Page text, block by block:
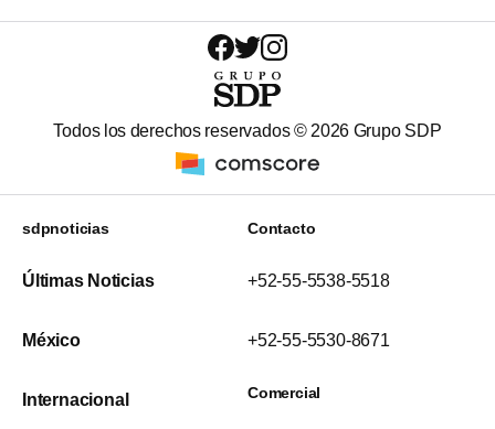
Todos los derechos reservados © 2026 Grupo SDP
sdpnoticias
Últimas Noticias
México
Internacional
Contacto
+52-55-5538-5518
+52-55-5530-8671
Comercial